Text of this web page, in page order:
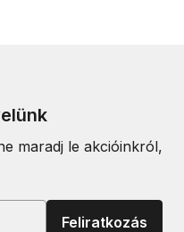
maradj le akcióinkról,
Feliratkozás